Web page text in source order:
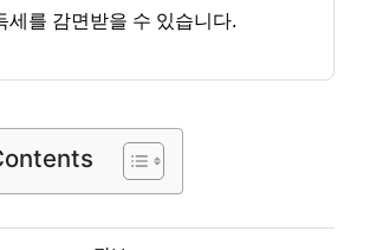
세를 감면받을 수 있습니다.